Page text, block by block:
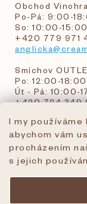
I my používáme
abychom vám
procházením
s jejich
Obchod
Po-Pá: 9:00-
So: 10:00-15:00
+420 779 971
Smíchov
Po: 12:00-18:00
Út - Pá: 10:00-
+420 724 349
tel:+420 724